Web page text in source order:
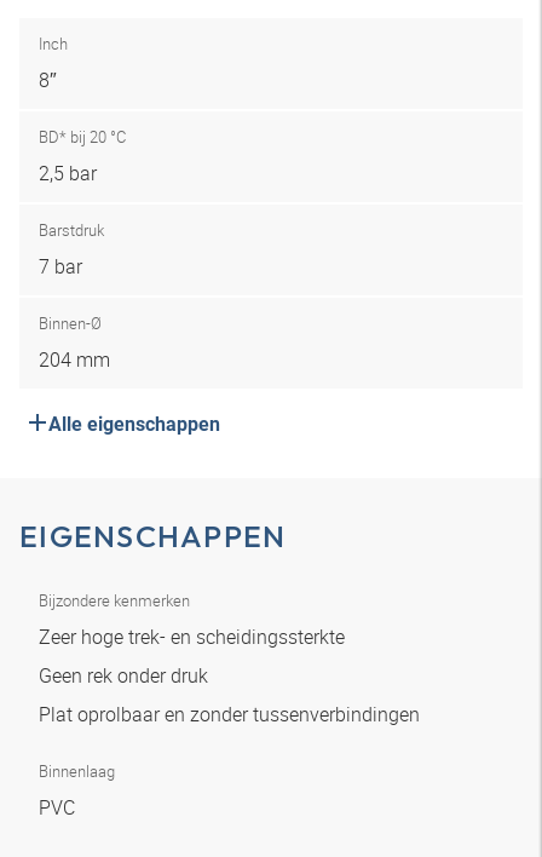
Inch
8″
BD* bij 20 °C
2,5 bar
Barstdruk
7 bar
Binnen-Ø
204 mm
Alle eigenschappen
EIGENSCHAPPEN
Bijzondere kenmerken
Zeer hoge trek- en scheidingssterkte
Geen rek onder druk
Plat oprolbaar en zonder tussenverbindingen
Binnenlaag
PVC